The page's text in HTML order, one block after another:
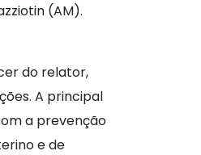
(AM).
do relator,
A principal
a prevenção
e de